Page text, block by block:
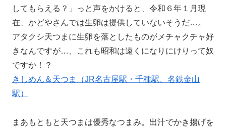
してもらえる？」っと声をかけると、令和６年１月現
在、かどやさんでは生卵は提供していないそうだ…。
アタクシ天つまに生卵を落としたものがメチャクチャ好
きなんですが…、これも昭和は遠くになりにけりって奴
ですか！？
きしめん＆天つま（JR名古屋駅・千種駅、名鉄金山
駅）
まあもともと天つまは優秀なつまみ。出汁でかき揚げを